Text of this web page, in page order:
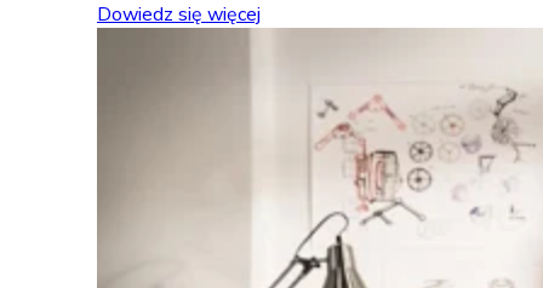
Dowiedz się więcej